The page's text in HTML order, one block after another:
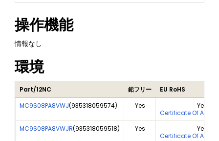
操作機能
情報なし
環境
Part/12NC 鉛フリー
EU RoHS
MC9S08PA8VWJ(935318059574) Yes
Yes
Certificate Of
MC9S08PA8VWJR(935318059518) Yes
Yes
Certificate Of